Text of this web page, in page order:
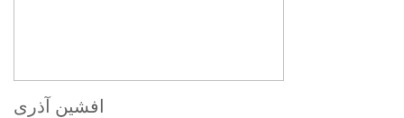
افشین آذری